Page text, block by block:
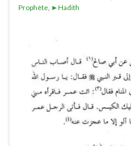
Prophète ►Hadith